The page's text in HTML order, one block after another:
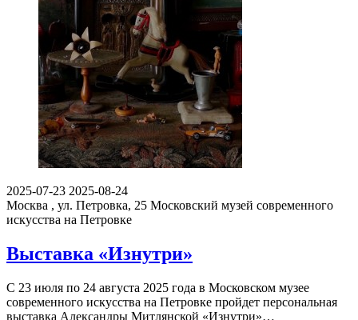
2025-07-23 2025-08-24
Москва , ул. Петровка, 25 Московский музей современного
искусства на Петровке
Выставка «Изнутри»
С 23 июля по 24 августа 2025 года в Московском музее
современного искусства на Петровке пройдет персональная
выставка Александры Митлянской «Изнутри»…